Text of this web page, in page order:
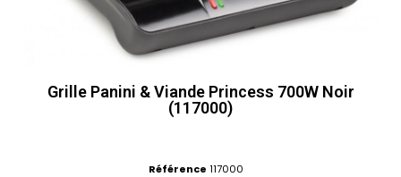
Grille Panini & Viande Princess 700W Noir
(117000)
Référence 117000